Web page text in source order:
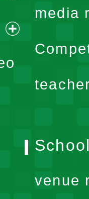
media
expand
menu
expand
venue